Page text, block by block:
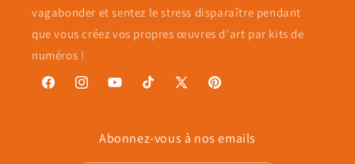
vagabonder et sentez le stress disparaître pendant
que vous créez vos propres œuvres d'art par kits de
numéros !
FacebookInstagramYouTubeTikTok
X
Pinterest
Abonnez-vous à nos emails